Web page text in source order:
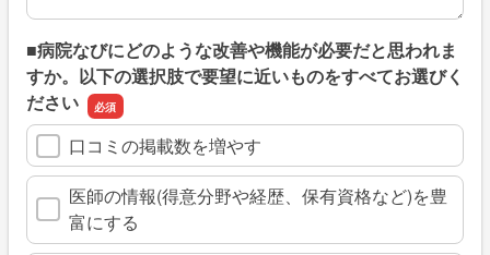
■病院なびにどのような改善や機能が必要だと思われま
すか。以下の選択肢で要望に近いものをすべてお選びく
ださい
口コミの掲載数を増やす
医師の情報(得意分野や経歴、保有資格など)を豊
富にする